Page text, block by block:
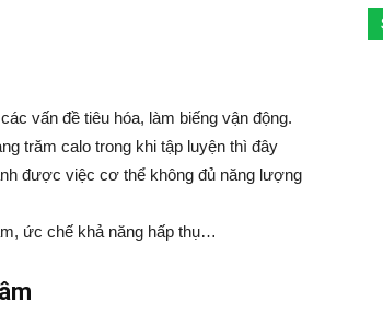
vấn đề tiêu hóa, làm biếng vận động.
trăm calo trong khi tập luyện thì đây
được việc cơ thể không đủ năng lượng
ức chế khả năng hấp thụ…